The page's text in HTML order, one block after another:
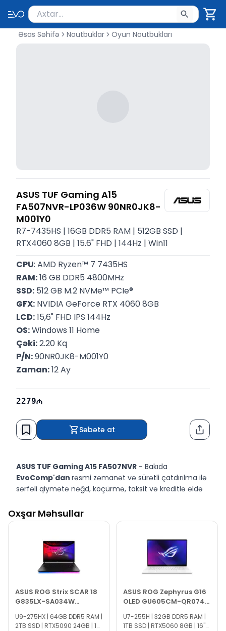
Məhsul axtar
Axtarış üçün ən azı 2 simvol yazın. Göndərmək
Əsas Səhifə Noutbuklar Oyun Noutbukları
ASUS TUF Gaming A15
FA507NVR-LP036W 90NR0JK8-
M001Y0
R7-7435HS | 16GB DDR5 RAM | 512GB SSD |
RTX4060 8GB | 15.6" FHD | 144Hz | Win11
CPU: AMD Ryzen™ 7 7435HS
RAM: 16 GB DDR5 4800MHz
SSD: 512 GB M.2 NVMe™ PCIe®
GFX: NVIDIA GeForce RTX 4060 8GB
LCD: 15,6" FHD IPS 144Hz
OS: Windows 11 Home
Çəki: 2.20 Kq
P/N: 90NR0JK8-M001Y0
Zaman: 12 Ay
2279
Səbətə at
ASUS TUF Gaming A15 FA507NVR - Bakıda
EvoComp'dan rəsmi zəmanət və sürətli çatdırılma ilə
sərfəli qiymətə nəğd, köçürmə, taksit və kreditlə əldə
Oxşar Məhsullar
ASUS ROG Strix SCAR 18
G835LX-SA034W
90NR0LF1-M00470
U9-275HX | 64GB DDR5 RAM |
2TB SSD | RTX5090 24GB | 18"
ASUS ROG Zephyrus G16
OLED GU605CM-QR074
90NR0M22-M003F0
U7-255H | 32GB DDR5 RAM |
1TB SSD | RTX5060 8GB | 16"